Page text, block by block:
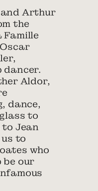
Arthur
the
Famille
dancer.
Aldor,
dance,
to
Jean
to
who
be our